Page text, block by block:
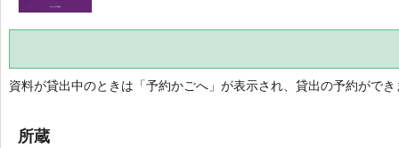
資料が貸出中のときは「予約かごへ」が表示され、貸出の予約ができ
所蔵